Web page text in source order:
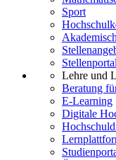
Sport
Stellenportal
Lehre und
Beratung
E-Learning
Digitale